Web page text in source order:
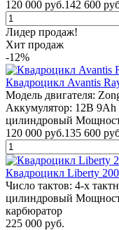
120 000 руб.142 600
Лидер продаж!
Хит продаж
-12%
Квадроцикл Avantis
Модель двигателя:
Аккумулятор: 12В 9Ah
цилиндровый
120 000 руб.135 600
Квадроцикл Liberty
Число тактов: 4-х
цилиндровый
карбюратор
225 000 руб.